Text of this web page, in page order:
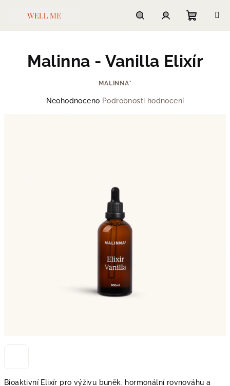
košík
Bioaktivní Elixír pro výživu buněk, hormonální rovnováhu a
Malinna - Vanilla Elixír
MALINNA°
Neohodnoceno Podrobnosti hodnocení